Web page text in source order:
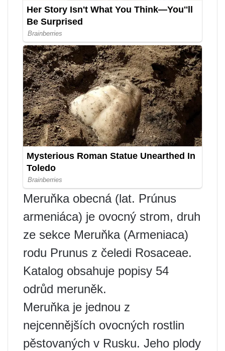
Meruňka obecná (lat. Prúnus
armeniáca) je ovocný strom, druh
ze sekce Meruňka (Armeniaca)
rodu Prunus z čeledi Rosaceae.
Katalog obsahuje popisy 54
odrůd meruněk.
Meruňka je jednou z
nejcennějších ovocných rostlin
pěstovaných v Rusku. Jeho plody